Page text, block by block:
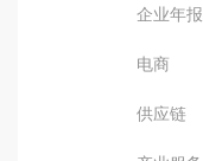
企业年报
电商
供应链